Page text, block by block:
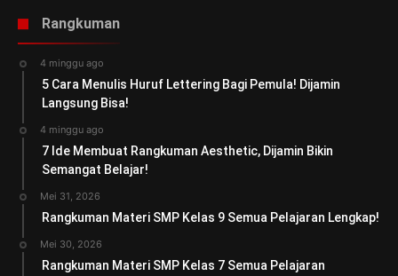
Rangkuman
4 minggu ago
5 Cara Menulis Huruf Lettering Bagi Pemula! Dijamin
Langsung Bisa!
4 minggu ago
7 Ide Membuat Rangkuman Aesthetic, Dijamin Bikin
Semangat Belajar!
Mei 31, 2026
Rangkuman Materi SMP Kelas 9 Semua Pelajaran Lengkap!
Mei 30, 2026
Rangkuman Materi SMP Kelas 7 Semua Pelajaran